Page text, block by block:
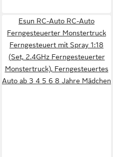
Esun RC-Auto RC-Auto
Ferngesteuerter Monstertruck
Ferngesteuert mit Spray 1:18
(Set, 2.4GHz Ferngesteuerter
Monstertruck), Ferngesteuertes
Auto ab 3 4 5 6 8 Jahre Mädchen